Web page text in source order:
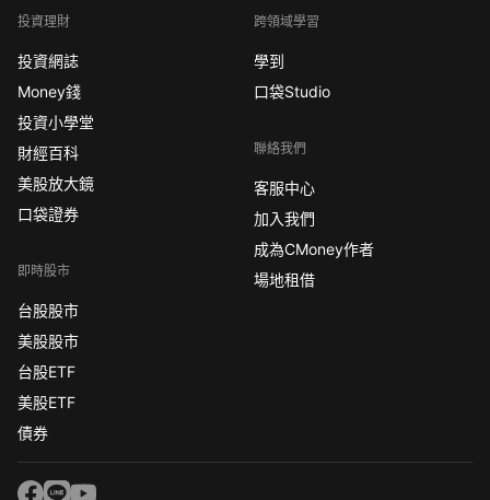
投資理財
投資網誌
Money錢
投資小學堂
財經百科
美股放大鏡
口袋證券
即時股市
台股股市
美股股市
台股ETF
美股ETF
債券
跨領域學習
學到
口袋Studio
聯絡我們
客服中心
加入我們
成為CMoney作者
場地租借